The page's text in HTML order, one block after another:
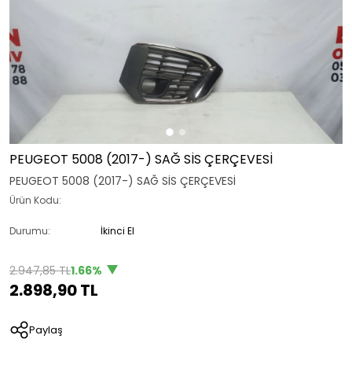
PEUGEOT 5008 (2017-) SAĞ SİS ÇERÇEVESİ
PEUGEOT 5008 (2017-) SAĞ SİS ÇERÇEVESİ
Ürün Kodu:
Durumu: İkinci El
2.947,85 TL1.66%
2.898,90 TL
Paylaş